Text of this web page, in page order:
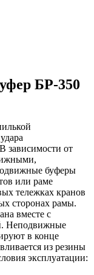
БР-350
зависимости от
буферы
или раме
тележках кранов
сторонах рамы.
вместе с
Неподвижные
в конце
из резины
эксплуатации: